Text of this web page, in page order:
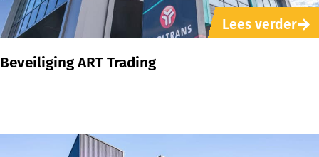
Lees verder
Beveiliging ART Trading